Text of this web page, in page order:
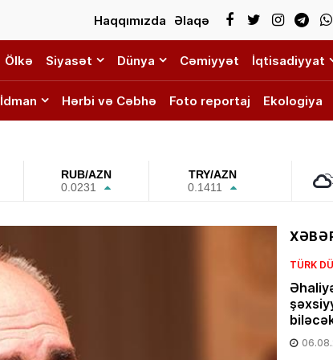
Haqqımızda Əlaqə
Ölkə Siyasət Dünya Cəmiyyət İqtisadiyyat
İdman Hərbi və Cəbhə Foto reportaj Ekologiya
RUB/AZN
0.0231
TRY/AZN
0.1411
TÜRK